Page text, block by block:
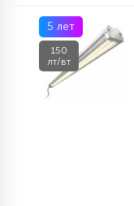
5 лет
150
лт/вт